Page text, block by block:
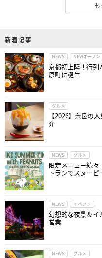
も
新着記事
NEWS NEWオープン
京都初上陸！行列
原町に誕生
グルメ
【2026】奈良の
介
NEWS グルメ
限定メニュー続々
トランでスヌー
NEWS イベント
幻想的な夜景＆イ
営業
NEWS グルメ